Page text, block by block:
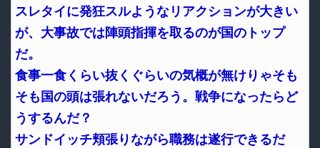
スレタイに発狂スルようなリアクションが大きい
が、大事故では陣頭指揮を取るのが国のトップ
だ。
食事一食くらい抜くぐらいの気概が無けりゃそも
そも国の頭は張れないだろう。戦争になったらど
うするんだ？
サンドイッチ頬張りながら職務は遂行できるだ